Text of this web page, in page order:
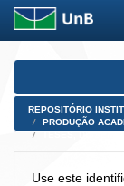
Skip
REPOSITÓRIO
PRODUÇÃO
Use este